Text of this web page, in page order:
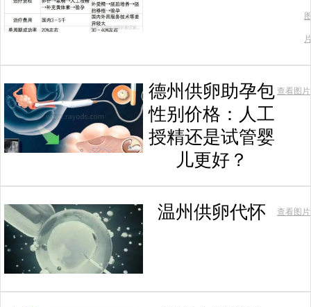
德州供卵助孕包
性别价格：人工
授精还是试管婴
儿更好？
查看图片
温州供卵代怀 查看图片